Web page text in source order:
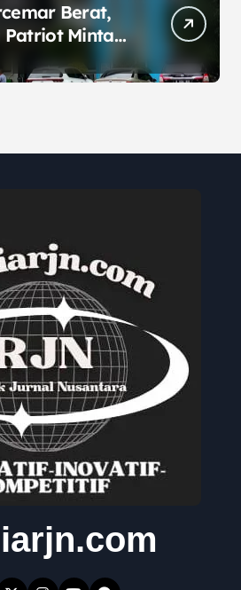
Berat,
Minta
Kualitas